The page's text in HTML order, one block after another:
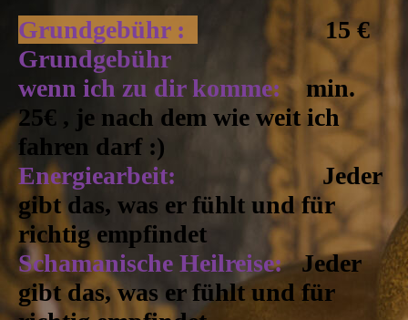
Grundgebühr :
15 €
Grundgebühr
wenn ich zu dir komme: min.
25€ , je nach dem wie weit ich
fahren darf :)
Energiearbeit:
Jeder
gibt das, was er fühlt und für
richtig empfindet
Schamanische Heilreise:Jeder
gibt das, was er fühlt und für